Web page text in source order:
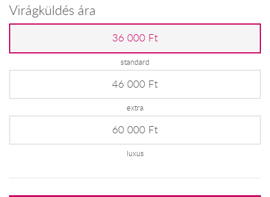
Virágküldés ára
36 000 Ft
standard
46 000 Ft
extra
60 000 Ft
luxus